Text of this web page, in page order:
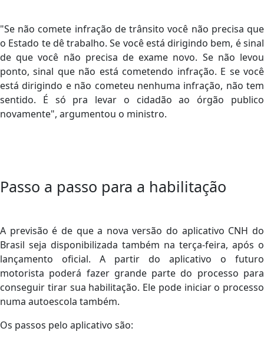
"Se não comete infração de trânsito você não precisa que
o Estado te dê trabalho. Se você está dirigindo bem, é sinal
de que você não precisa de exame novo. Se não levou
ponto, sinal que não está cometendo infração. E se você
está dirigindo e não cometeu nenhuma infração, não tem
sentido. É só pra levar o cidadão ao órgão publico
novamente", argumentou o ministro.
Passo a passo para a habilitação
A previsão é de que a nova versão do aplicativo CNH do
Brasil seja disponibilizada também na terça-feira, após o
lançamento oficial. A partir do aplicativo o futuro
motorista poderá fazer grande parte do processo para
conseguir tirar sua habilitação. Ele pode iniciar o processo
numa autoescola também.
Os passos pelo aplicativo são: